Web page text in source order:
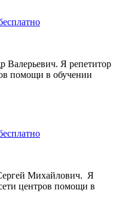
Валерьевич. Я репетитор
помощи в обучении
Михайлович. Я
центров помощи в